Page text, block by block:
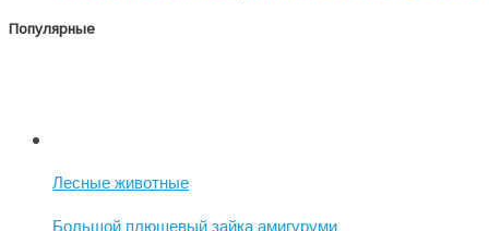
Популярные
Лесные животные
Большой плюшевый зайка амигуруми